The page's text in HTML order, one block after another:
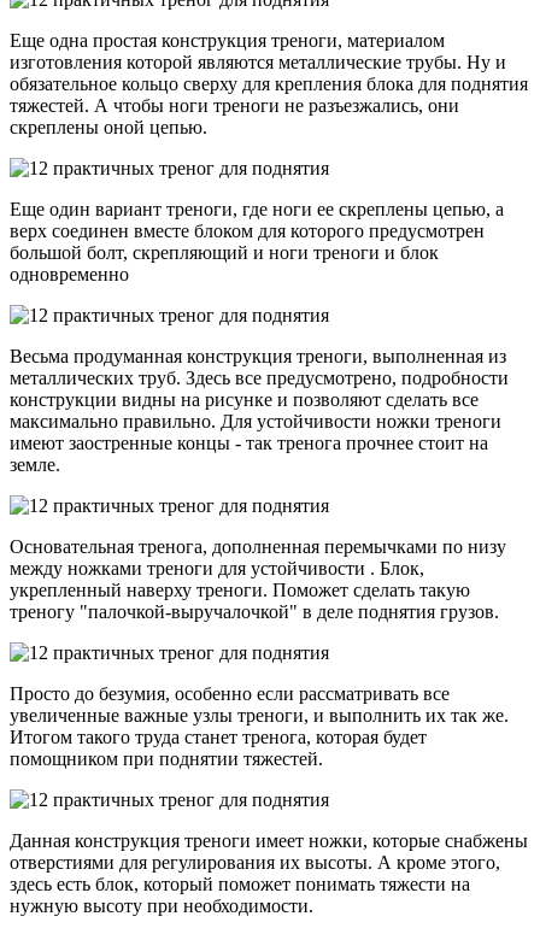
Еще одна простая конструкция треноги, материалом
изготовления которой являются металлические трубы. Ну и
обязательное кольцо сверху для крепления блока для поднятия
тяжестей. А чтобы ноги треноги не разъезжались, они
скреплены оной цепью.
Еще один вариант треноги, где ноги ее скреплены цепью, а
верх соединен вместе блоком для которого предусмотрен
большой болт, скрепляющий и ноги треноги и блок
одновременно
Весьма продуманная конструкция треноги, выполненная из
металлических труб. Здесь все предусмотрено, подробности
конструкции видны на рисунке и позволяют сделать все
максимально правильно. Для устойчивости ножки треноги
имеют заостренные концы - так тренога прочнее стоит на
земле.
Основательная тренога, дополненная перемычками по низу
между ножками треноги для устойчивости . Блок,
укрепленный наверху треноги. Поможет сделать такую
треногу "палочкой-выручалочкой" в деле поднятия грузов.
Просто до безумия, особенно если рассматривать все
увеличенные важные узлы треноги, и выполнить их так же.
Итогом такого труда станет тренога, которая будет
помощником при поднятии тяжестей.
Данная конструкция треноги имеет ножки, которые снабжены
отверстиями для регулирования их высоты. А кроме этого,
здесь есть блок, который поможет понимать тяжести на
нужную высоту при необходимости.